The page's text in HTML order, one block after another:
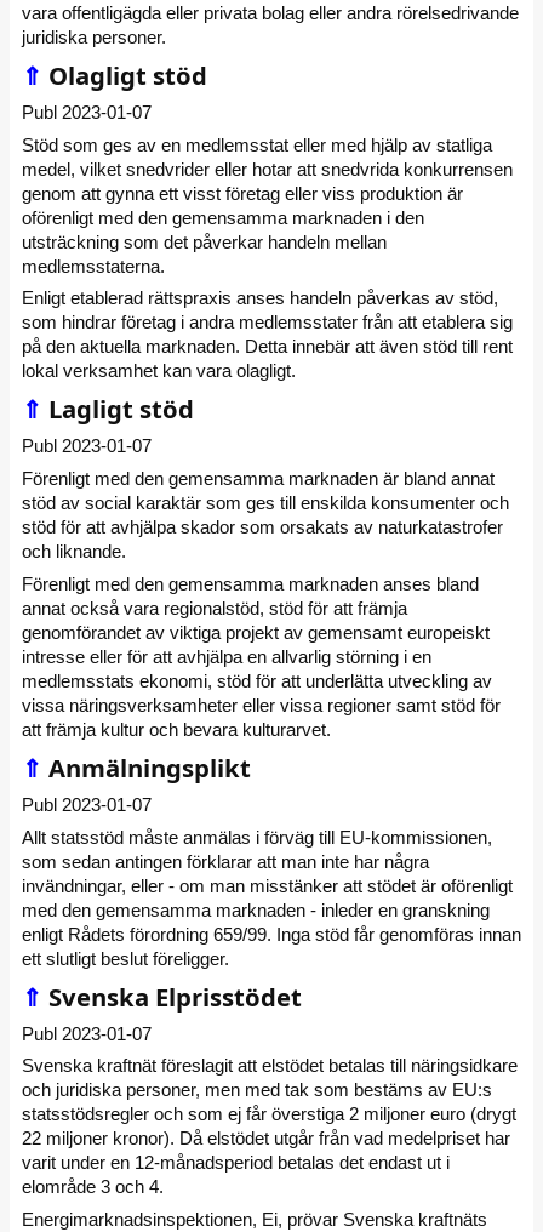
vara offentligägda eller privata bolag eller andra rörelsedrivande
juridiska personer.
⇑ Olagligt stöd
Publ 2023-01-07
Stöd som ges av en medlemsstat eller med hjälp av statliga
medel, vilket snedvrider eller hotar att snedvrida konkurrensen
genom att gynna ett visst företag eller viss produktion är
oförenligt med den gemensamma marknaden i den
utsträckning som det påverkar handeln mellan
medlemsstaterna.
Enligt etablerad rättspraxis anses handeln påverkas av stöd,
som hindrar företag i andra medlemsstater från att etablera sig
på den aktuella marknaden. Detta innebär att även stöd till rent
lokal verksamhet kan vara olagligt.
⇑ Lagligt stöd
Publ 2023-01-07
Förenligt med den gemensamma marknaden är bland annat
stöd av social karaktär som ges till enskilda konsumenter och
stöd för att avhjälpa skador som orsakats av naturkatastrofer
och liknande.
Förenligt med den gemensamma marknaden anses bland
annat också vara regionalstöd, stöd för att främja
genomförandet av viktiga projekt av gemensamt europeiskt
intresse eller för att avhjälpa en allvarlig störning i en
medlemsstats ekonomi, stöd för att underlätta utveckling av
vissa näringsverksamheter eller vissa regioner samt stöd för
att främja kultur och bevara kulturarvet.
⇑ Anmälningsplikt
Publ 2023-01-07
Allt statsstöd måste anmälas i förväg till EU-kommissionen,
som sedan antingen förklarar att man inte har några
invändningar, eller - om man misstänker att stödet är oförenligt
med den gemensamma marknaden - inleder en granskning
enligt Rådets förordning 659/99. Inga stöd får genomföras innan
ett slutligt beslut föreligger.
⇑ Svenska Elprisstödet
Publ 2023-01-07
Svenska kraftnät föreslagit att elstödet betalas till näringsidkare
och juridiska personer, men med tak som bestäms av EU:s
statsstödsregler och som ej får överstiga 2 miljoner euro (drygt
22 miljoner kronor). Då elstödet utgår från vad medelpriset har
varit under en 12-månadsperiod betalas det endast ut i
elområde 3 och 4.
Energimarknadsinspektionen, Ei, prövar Svenska kraftnäts